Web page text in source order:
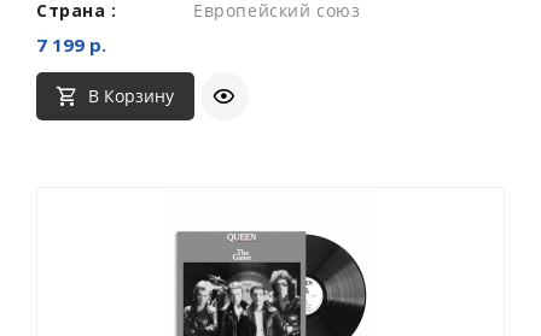
Страна :
Европейский союз
7 199 р.
В Корзину